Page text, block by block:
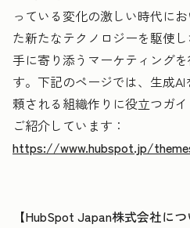
っている変化の激しい時代に
た新たなテクノロジーを駆使
手に寄り添うマーケティング
す。下記のページでは、生成
頼される組織作りに役立つガ
ご紹介しています：
https://www.hubspot.jp/
【HubSpot Japan株式会社につ